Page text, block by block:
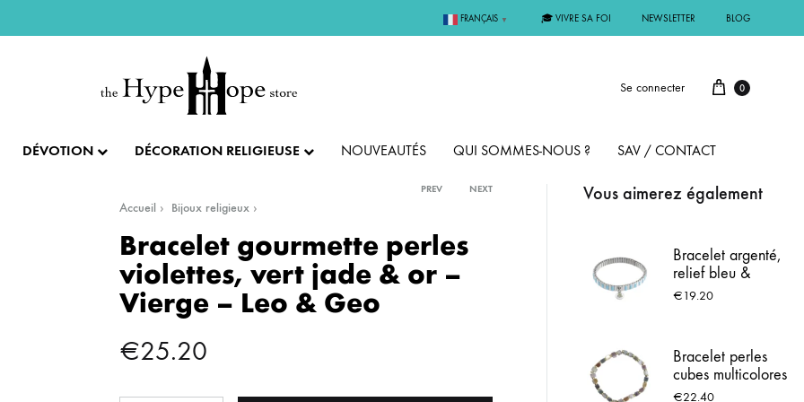
FRANÇAIS ▼ 🎓 VIVRE SA FOI NEWSLETTER BLOG
Se connecter 0
AUTRES BIJOUX
DÉVOTION
FÊTES ET LITURGIE
💝 SAINT VALENTIN CADEAU DE BAPTÊME
DÉCORATION RELIGIEUSE NOUVEAUTÉS QUI SOMMES-NOUS ? SAV / CONTACT
Accueil Bijoux religieux
PREV NEXT
Bracelet gourmette perles
violettes, vert jade & or –
Vierge – Leo & Geo
€25.20
Vous aimerez également
Bracelet argenté,
relief bleu &
Médaille de
€19.20
Bracelet perles
cubes multicolores
Leo & Geo –
€22.40